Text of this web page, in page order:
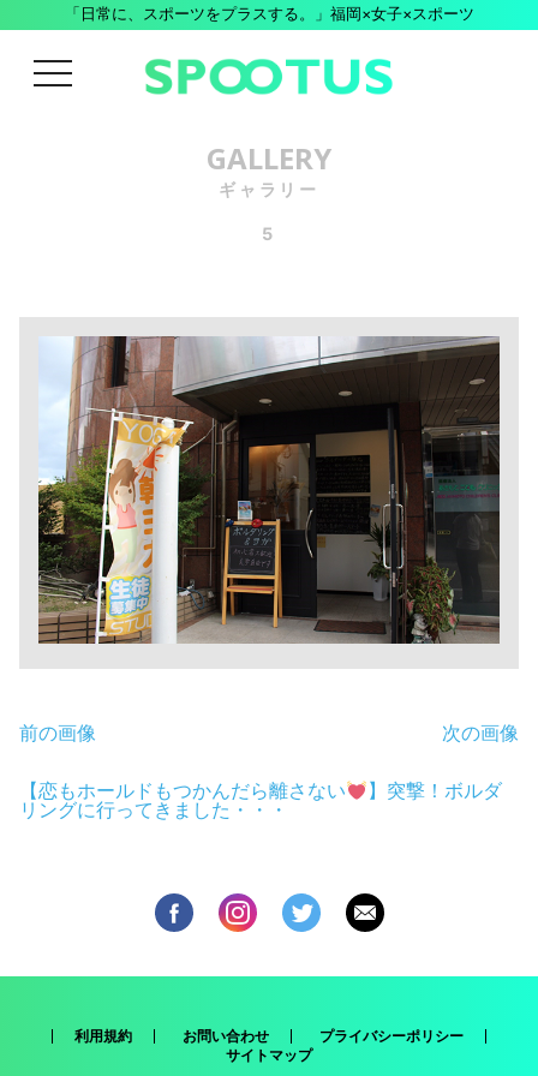
「日常に、スポーツをプラスする。」福岡×女子×スポーツ
menu
GALLERY
ギャラリー
5
前の画像 次の画像
【恋もホールドもつかんだら離さない
】突撃！ボルダ
リングに行ってきました・・・
利用規約 お問い合わせ
プライバシーポリシー
サイトマップ